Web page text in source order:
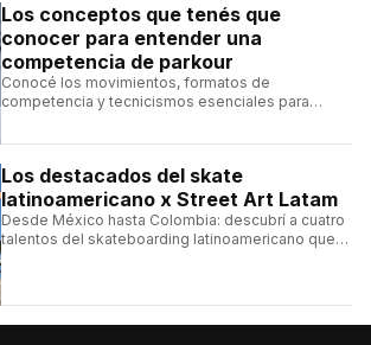
Los conceptos que tenés que
conocer para entender una
competencia de parkour
Conocé los movimientos, formatos de
competencia y tecnicismos esenciales para
Los destacados del skate
latinoamericano x Street Art Latam
Desde México hasta Colombia: descubrí a cuatro
talentos del skateboarding latinoamericano que